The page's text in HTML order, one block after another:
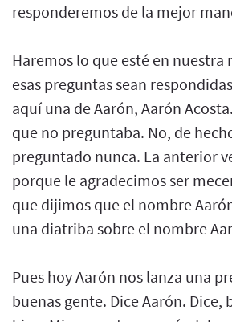
responderemos de la mejor
Haremos lo que esté en nuestra
esas preguntas sean
aquí una de Aarón, Aarón
que no preguntaba. No, de
preguntado nunca. La anterior
porque le agradecimos ser
que dijimos que el nombre
una diatriba sobre el nombre
Pues hoy Aarón nos lanza una
buenas gente. Dice Aarón. Dice,